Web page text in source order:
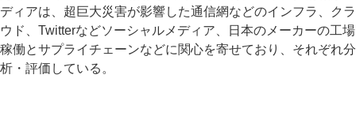
ディアは、超巨大災害が影響した通信網などのインフラ、クラ
ウド、Twitterなどソーシャルメディア、日本のメーカーの工場
稼働とサプライチェーンなどに関心を寄せており、それぞれ分
析・評価している。